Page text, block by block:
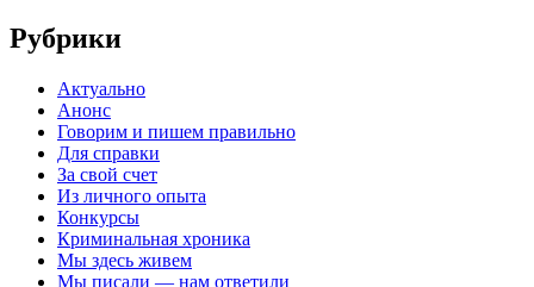
Рубрики
Актуально
Анонс
Говорим и пишем правильно
Для справки
За свой счет
Из личного опыта
Конкурсы
Криминальная хроника
Мы здесь живем
Мы писали — нам ответили